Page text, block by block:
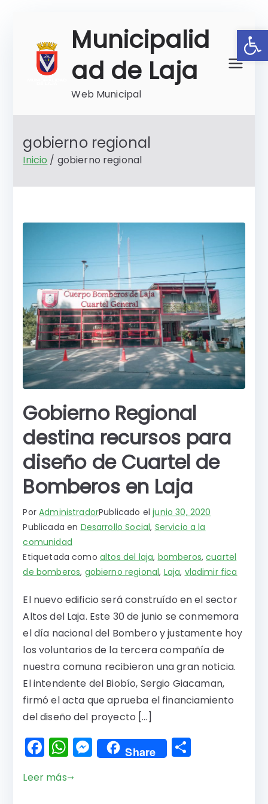
contenido
Municipalid
ad de Laja
Web Municipal
gobierno regional
Inicio gobierno regional
Gobierno Regional
destina recursos para
diseño de Cuartel de
Bomberos en Laja
PorAdministradorPublicado eljunio 30, 2020
Publicada en Desarrollo Social, Servicio a la
comunidad
Etiquetada como altos del laja, bomberos,cuartel
de bomberos, gobierno regional, Laja, vladimir fica
El nuevo edificio será construído en el sector
Altos del Laja. Este 30 de junio se conmemora
el día nacional del Bombero y justamente hoy
los voluntarios de la tercera compañía de
nuestra comuna recibieron una gran noticia.
El intendente del Biobío, Sergio Giacaman,
firmó el acta que aprueba el financiamiento
del diseño del proyecto […]
F
a
c
W
h
a
M
e
Share
Leer más